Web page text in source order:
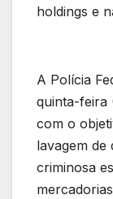
holdings e
A Polícia
quinta-feira
com o
lavagem de
criminosa